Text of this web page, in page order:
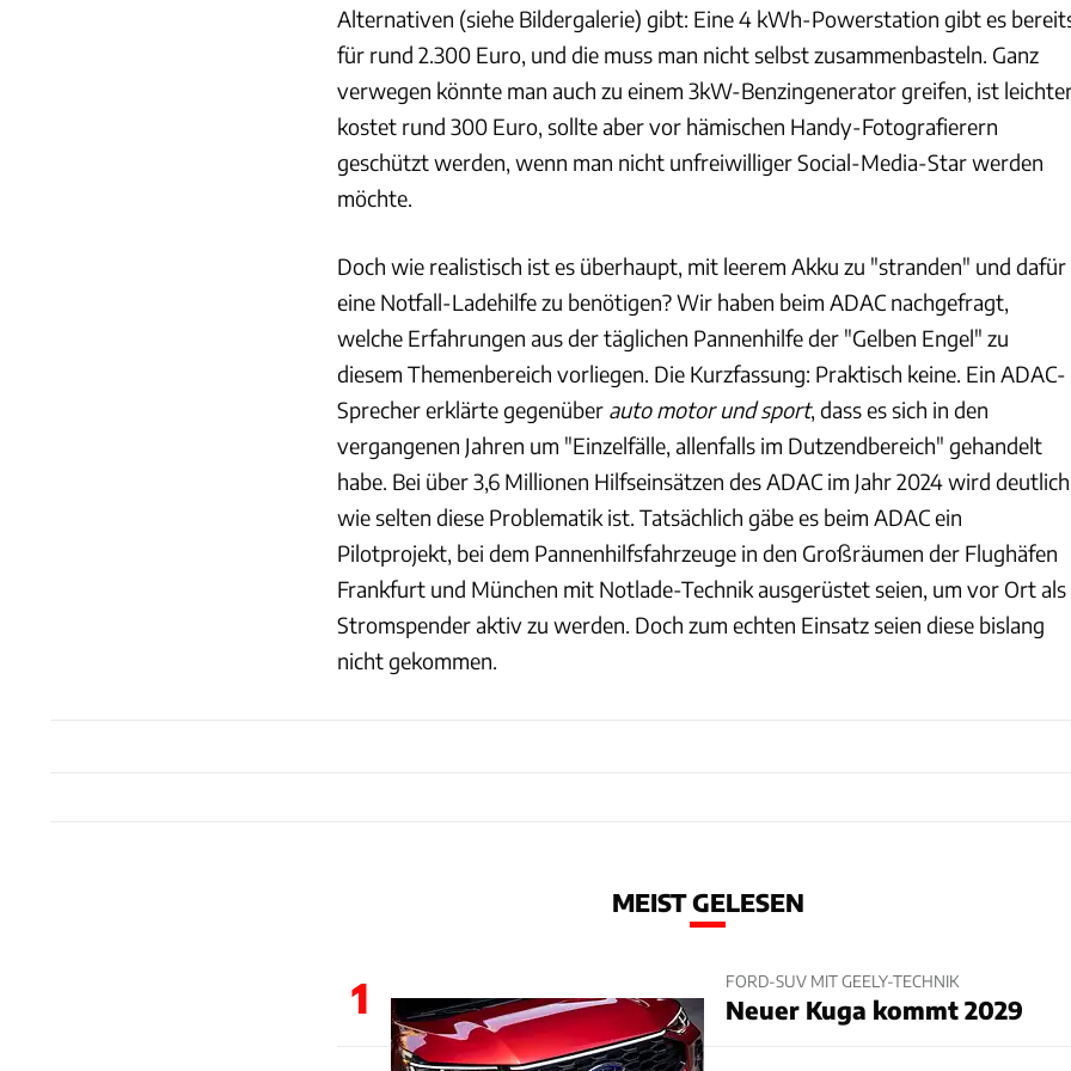
Alternativen (siehe Bildergalerie) gibt: Eine 4 kWh-Powerstation gibt es
für rund 2.300 Euro, und die muss man nicht selbst zusammenbasteln. Ganz
verwegen könnte man auch zu einem 3kW-Benzingenerator greifen, ist
kostet rund 300 Euro, sollte aber vor hämischen Handy-Fotografierern
geschützt werden, wenn man nicht unfreiwilliger Social-Media-Star werden
möchte.
Doch wie realistisch ist es überhaupt, mit leerem Akku zu "stranden" und dafür
eine Notfall-Ladehilfe zu benötigen? Wir haben beim ADAC nachgefragt,
welche Erfahrungen aus der täglichen Pannenhilfe der "Gelben Engel" zu
diesem Themenbereich vorliegen. Die Kurzfassung: Praktisch keine. Ein ADAC-
Sprecher erklärte gegenüber auto motor und sport, dass es sich in den
vergangenen Jahren um "Einzelfälle, allenfalls im Dutzendbereich" gehandelt
habe. Bei über 3,6 Millionen Hilfseinsätzen des ADAC im Jahr 2024 wird deutlich,
wie selten diese Problematik ist. Tatsächlich gäbe es beim ADAC ein
Pilotprojekt, bei dem Pannenhilfsfahrzeuge in den Großräumen der Flughäfen
Frankfurt und München mit Notlade-Technik ausgerüstet seien, um vor Ort als
Stromspender aktiv zu werden. Doch zum echten Einsatz seien diese bislang
nicht gekommen.
MEIST GELESEN
1 FORD-SUV MIT GEELY-TECHNIK
Neuer Kuga kommt 2029